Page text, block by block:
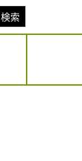
検索